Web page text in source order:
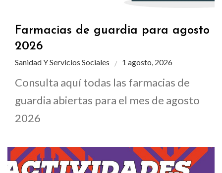
Farmacias de guardia para agosto
2026
Sanidad Y Servicios Sociales 1 agosto, 2026
Consulta aquí todas las farmacias de
guardia abiertas para el mes de agosto
2026